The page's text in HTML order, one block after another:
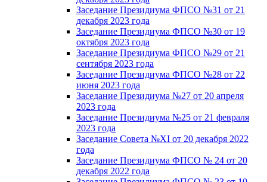
Заседание Президиума ФПСО №31 от 21
декабря 2023 года
Заседание Президиума ФПСО №30 от 19
октября 2023 года
Заседание Президиума ФПСО №29 от 21
сентября 2023 года
Заседание Президиума ФПСО №28 от 22
июня 2023 года
Заседание Президиума №27 от 20 апреля
2023 года
Заседание Президиума №25 от 21 февраля
2023 года
Заседание Совета №XI от 20 декабря 2022
года
Заседание Президиума ФПСО № 24 от 20
декабря 2022 года